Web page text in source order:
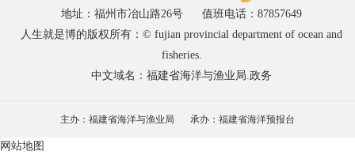
地址：福州市冶山路26号
值班电话：87857649
人生就是博的版权所有：© fujian provincial department of ocean and
fisheries.
中文域名：福建省海洋与渔业局.政务
主办：福建省海洋与渔业局 承办：福建省海洋预报台
网站地图